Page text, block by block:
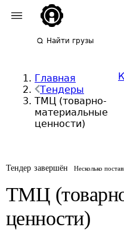
Найти грузы
Главная
Тендеры
ТМЦ (товарно-
материальные
ценности)
Тендер завершён Несколько
ТМЦ
ценности)